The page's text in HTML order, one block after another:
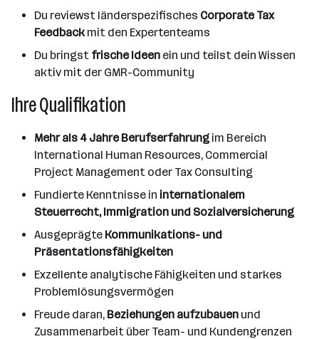
Du reviewst länderspezifisches Corporate Tax
Feedbackmit den Expertenteams
Du bringst frische Ideen ein und teilst dein Wissen
aktiv mit der GMR-Community
Ihre Qualifikation
Mehr als 4 Jahre Berufserfahrung im Bereich
International Human Resources, Commercial
Project Management oder Tax Consulting
Fundierte Kenntnisse in internationalem
Steuerrecht, Immigration und Sozialversicherung
Ausgeprägte Kommunikations- und
Präsentationsfähigkeiten
Exzellente analytische Fähigkeiten und starkes
Problemlösungsvermögen
Freude daran, Beziehungen aufzubauen und
Zusammenarbeit über Team- und Kundengrenzen